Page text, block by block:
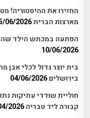
החזירו את ההיסטוריה!
מארצות הברית06/2026
הפתעה במכתש הילד שהרים
10/06/2026
בית יוצר גדול לכלי
בירושלים 04/06/2026
חוליית שודדי עתיקות
קבורה ליד טבריה 2026